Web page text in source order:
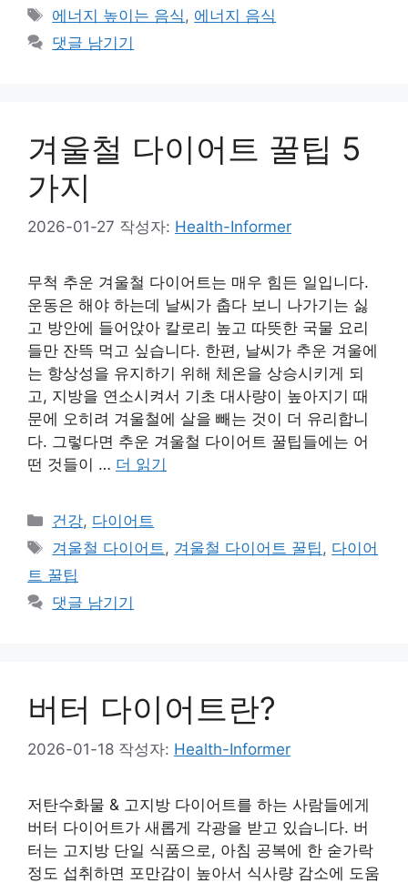
테
고
리
태
그
에너지 높이는 음식 , 에너지 음식
댓글 남기기
겨울철 다이어트 꿀팁 5
가지
2026-01-27 작성자: Health-Informer
무척 추운 겨울철 다이어트는 매우 힘든 일입니다.
운동은 해야 하는데 날씨가 춥다 보니 나가기는 싫
고 방안에 들어앉아 칼로리 높고 따뜻한 국물 요리
들만 잔뜩 먹고 싶습니다. 한편, 날씨가 추운 겨울에
는 항상성을 유지하기 위해 체온을 상승시키게 되
고, 지방을 연소시켜서 기초 대사량이 높아지기 때
문에 오히려 겨울철에 살을 빼는 것이 더 유리합니
다. 그렇다면 추운 겨울철 다이어트 꿀팁들에는 어
떤 것들이 … 더 읽기
카
테
리
건강, 다이어트
태
그
겨울철 다이어트, 겨울철 다이어트 꿀팁, 다이어
트 꿀팁
댓글 남기기
버터 다이어트란?
2026-01-18 작성자: Health-Informer
저탄수화물 & 고지방 다이어트를 하는 사람들에게
버터 다이어트가 새롭게 각광을 받고 있습니다. 버
터는 고지방 단일 식품으로, 아침 공복에 한 숟가락
정도 섭취하면 포만감이 높아서 식사량 감소에 도움